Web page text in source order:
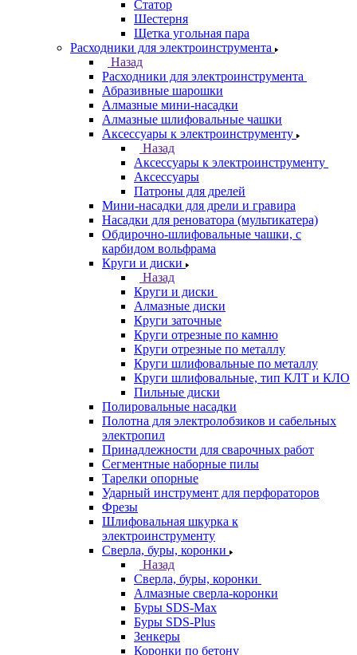
Статор
Шестерня
Щетка угольная пара
Расходники для электроинструмента
Назад
Расходники для электроинструмента
Абразивные шарошки
Алмазные мини-насадки
Алмазные шлифовальные чашки
Аксессуары к электроинструменту
Назад
Аксессуары к электроинструменту
Аксессуары
Патроны для дрелей
Мини-насадки для дрели и гравира
Насадки для реноватора (мультикатера)
Обдирочно-шлифовальные чашки, с
карбидом вольфрама
Круги и диски
Назад
Круги и диски
Алмазные диски
Круги заточные
Круги отрезные по камню
Круги отрезные по металлу
Круги шлифовальные по металлу
Круги шлифовальные, тип КЛТ и КЛО
Пильные диски
Полировальные насадки
Полотна для электролобзиков и сабельных
электропил
Принадлежности для сварочных работ
Сегментные наборные пилы
Тарелки опорные
Ударный инструмент для перфораторов
Фрезы
Шлифовальная шкурка к
электроинструменту
Сверла, буры, коронки
Назад
Сверла, буры, коронки
Алмазные сверла-коронки
Буры SDS-Max
Буры SDS-Plus
Зенкеры
Коронки по бетону